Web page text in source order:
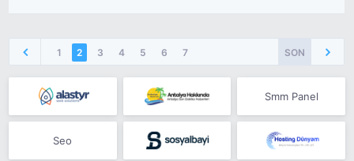
1 2 3 4 5 6 7 SON
Smm Panel
Seo